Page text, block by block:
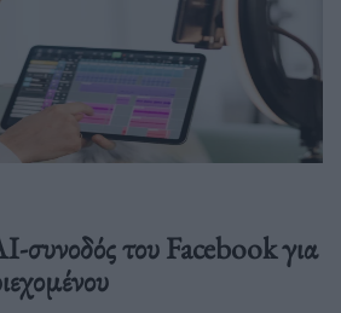
συνοδός του Facebook για